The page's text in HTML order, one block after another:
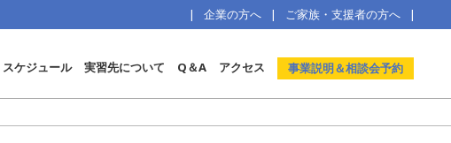
企業の方へ ご家族・支援者の方へ
スケジュール 実習先について Q＆A アクセス 事業説明＆相談会予約